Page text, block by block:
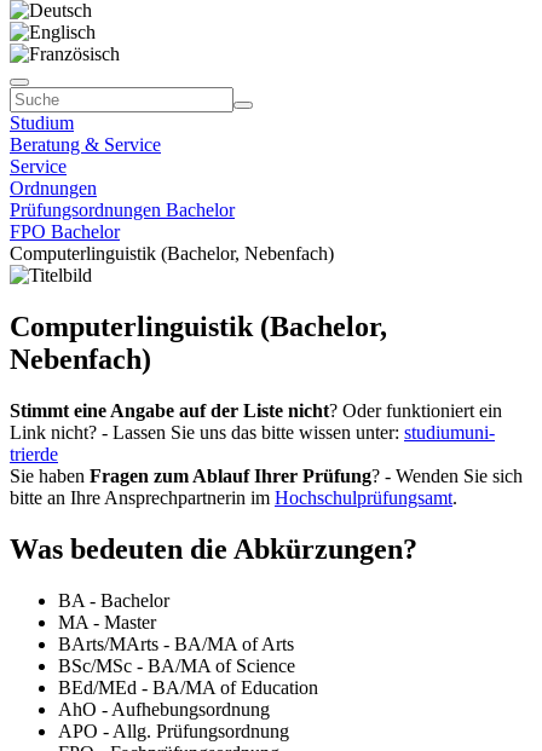
Studium
Beratung & Service
Service
Ordnungen
Prüfungsordnungen Bachelor
FPO Bachelor
Computerlinguistik (Bachelor, Nebenfach)
Computerlinguistik (Bachelor,
Nebenfach)
Stimmt eine Angabe auf der Liste nicht? Oder funktioniert ein
Link nicht? - Lassen Sie uns das bitte wissen unter: studiumuni-
trierde
Sie haben Fragen zum Ablauf Ihrer Prüfung? - Wenden Sie sich
bitte an Ihre Ansprechpartnerin im Hochschulprüfungsamt.
Was bedeuten die Abkürzungen?
BA - Bachelor
MA - Master
BArts/MArts - BA/MA of Arts
BSc/MSc - BA/MA of Science
BEd/MEd - BA/MA of Education
AhO - Aufhebungsordnung
APO - Allg. Prüfungsordnung